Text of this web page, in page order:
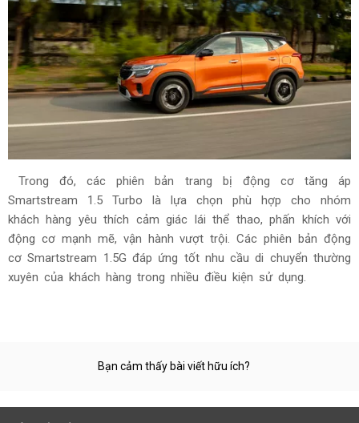
Trong đó, các phiên bản trang bị động cơ tăng áp
Smartstream 1.5 Turbo là lựa chọn phù hợp cho nhóm
khách hàng yêu thích cảm giác lái thể thao, phấn khích với
động cơ mạnh mẽ, vận hành vượt trội. Các phiên bản động
cơ Smartstream 1.5G đáp ứng tốt nhu cầu di chuyển thường
xuyên của khách hàng trong nhiều điều kiện sử dụng.